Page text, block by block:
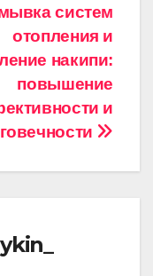
систем
отопления и
накипи:
повышение
и